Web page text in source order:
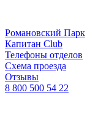
Романовский Парк
Капитан Club
Телефоны отделов
Схема проезда
Отзывы
8 800 500 54 22